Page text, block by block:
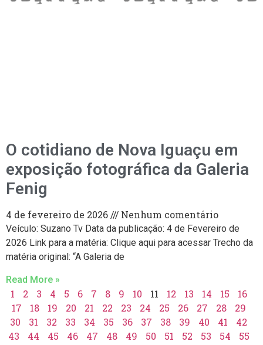
O cotidiano de Nova Iguaçu em
exposição fotográfica da Galeria
Fenig
4 de fevereiro de 2026 Nenhum comentário
Veículo: Suzano Tv Data da publicação: 4 de Fevereiro de
2026 Link para a matéria: Clique aqui para acessar Trecho da
matéria original: “A Galeria de
Read More »
1 2 3 4 5 6 7 8 9 10 11 12 13 14 15
16
17
18 19 20 21 22 23 24 25 26 27 28
29
30
31 32 33 34 35 36 37 38 39 40 41
42
43
44 45 46 47 48 49 50 51 52 53 54
55